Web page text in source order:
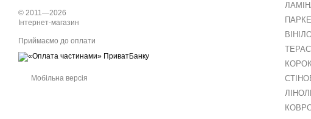
© 2011—2026
Інтернет-магазин
Приймаємо до оплати
Мобільна версія